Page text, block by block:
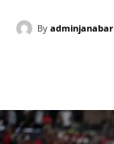
By adminjanabar